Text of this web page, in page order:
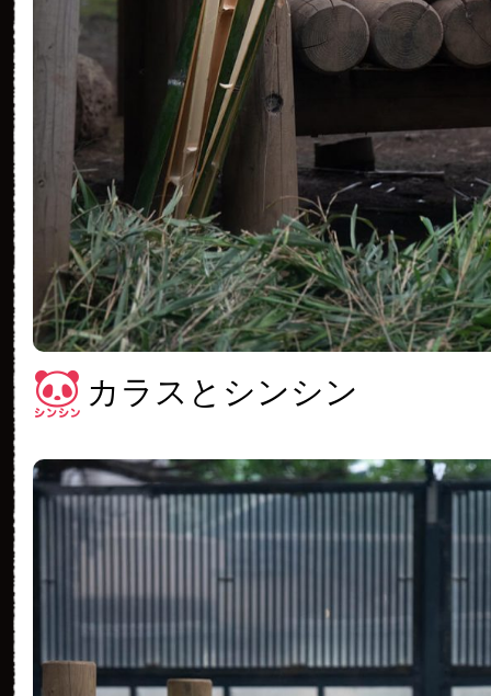
カラスとシンシン